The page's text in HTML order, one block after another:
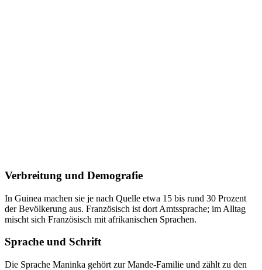
Verbreitung und Demografie
In Guinea machen sie je nach Quelle etwa 15 bis rund 30 Prozent
der Bevölkerung aus. Französisch ist dort Amtssprache; im Alltag
mischt sich Französisch mit afrikanischen Sprachen.
Sprache und Schrift
Die Sprache Maninka gehört zur Mande-Familie und zählt zu den